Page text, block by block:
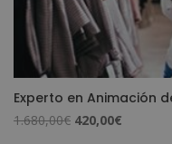
Experto en Animación
1.680,00€ El
420,00€